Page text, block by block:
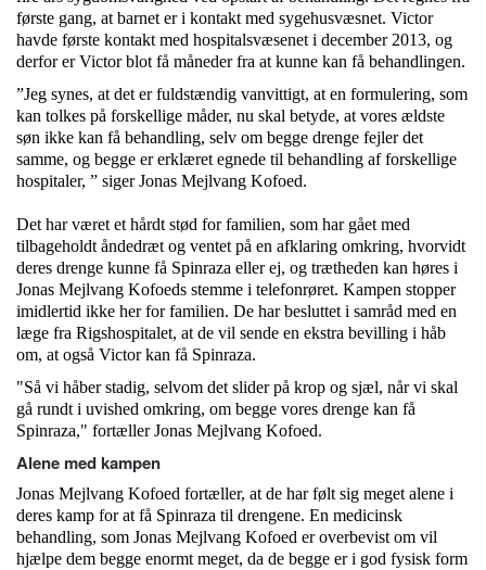
første gang, at barnet er i kontakt med sygehusvæsnet. Victor
havde første kontakt med hospitalsvæsenet i december 2013, og
derfor er Victor blot få måneder fra at kunne kan få behandlingen.
”Jeg synes, at det er fuldstændig vanvittigt, at en formulering, som
kan tolkes på forskellige måder, nu skal betyde, at vores ældste
søn ikke kan få behandling, selv om begge drenge fejler det
samme, og begge er erklæret egnede til behandling af forskellige
hospitaler, ” siger Jonas Mejlvang Kofoed.
Det har været et hårdt stød for familien, som har gået med
tilbageholdt åndedræt og ventet på en afklaring omkring, hvorvidt
deres drenge kunne få Spinraza eller ej, og trætheden kan høres i
Jonas Mejlvang Kofoeds stemme i telefonrøret. Kampen stopper
imidlertid ikke her for familien. De har besluttet i samråd med en
læge fra Rigshospitalet, at de vil sende en ekstra bevilling i håb
om, at også Victor kan få Spinraza.
"Så vi håber stadig, selvom det slider på krop og sjæl, når vi skal
gå rundt i uvished omkring, om begge vores drenge kan få
Spinraza," fortæller Jonas Mejlvang Kofoed.
Alene med kampen
Jonas Mejlvang Kofoed fortæller, at de har følt sig meget alene i
deres kamp for at få Spinraza til drengene. En medicinsk
behandling, som Jonas Mejlvang Kofoed er overbevist om vil
hjælpe dem begge enormt meget, da de begge er i god fysisk form